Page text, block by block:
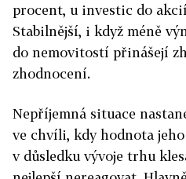
procent, u investic do
Stabilnější, i když méně
do nemovitostí přinášejí
zhodnocení.
Nepříjemná situace
ve chvíli, kdy hodnota
v důsledku vývoje trhu